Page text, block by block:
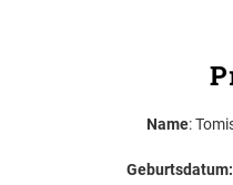
Name:
Geburtsdatum: